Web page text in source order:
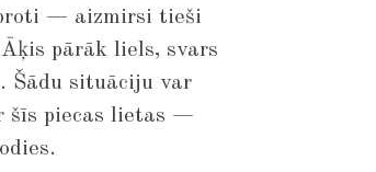
— aizmirsi tieši
pārāk liels, svars
Šādu situāciju var
šīs piecas lietas —